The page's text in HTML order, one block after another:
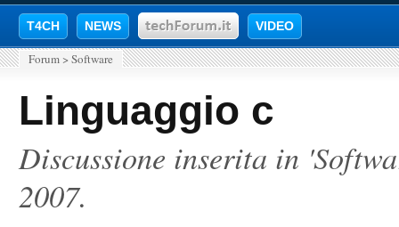
T4CH NEWS VIDEO
Forum > Software
Linguaggio c
Discussione inserita in '
2007.